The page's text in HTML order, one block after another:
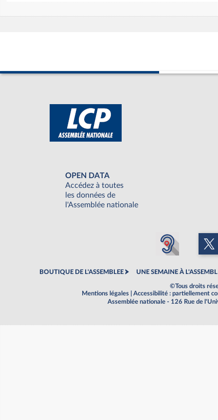
OPEN DATA
Accédez à toutes
les données de
l'Assemblée nationale
BOUTIQUE DE L'ASSEMBLEE UNE SEMAINE À
©Tous droits
Mentions légales
Accessibilité : partiellement
Assemblée nationale - 126 Rue de